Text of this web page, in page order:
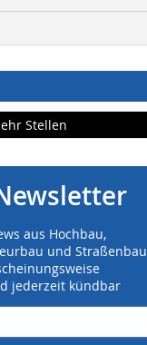
Stellen
aus Hochbau,
und Straßenbau
jederzeit kündbar